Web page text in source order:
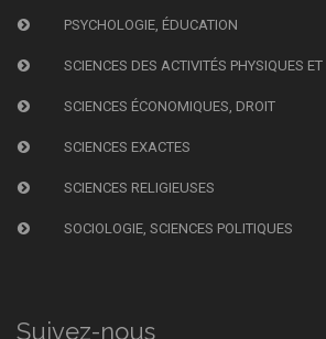
PSYCHOLOGIE, ÉDUCATION
SCIENCES DES ACTIVITÉS PHYSIQUES ET
SCIENCES ÉCONOMIQUES, DROIT
SCIENCES EXACTES
SCIENCES RELIGIEUSES
SOCIOLOGIE, SCIENCES POLITIQUES
Suivez-nous